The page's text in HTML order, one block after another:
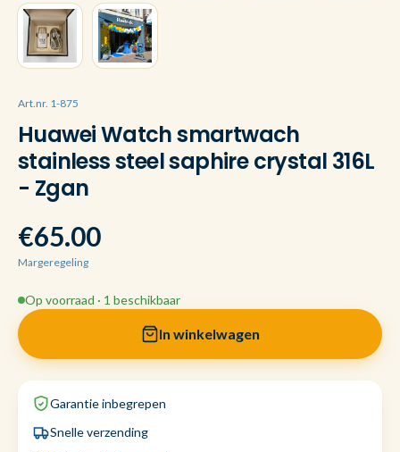
Art.nr. 1-875
Huawei Watch smartwach
stainless steel saphire crystal 316L
- Zgan
€65.00
Margeregeling
Op voorraad · 1 beschikbaar
In winkelwagen
Garantie inbegrepen
Snelle verzending